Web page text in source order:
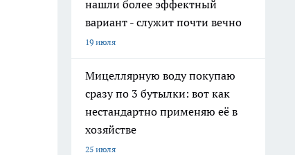
нашли более эффектный
вариант - служит почти вечно
19 июля
Мицеллярную воду покупаю
сразу по 3 бутылки: вот как
нестандартно применяю её в
хозяйстве
25 июля